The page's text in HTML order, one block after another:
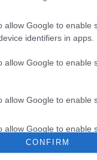
allow Google to enable
identifiers in apps.
allow Google to enable
allow Google to enable
allow Google to enable
functionality and
CONFIRM
είναι ο
σε
δείχνει
και
και για το
είμαι
μας